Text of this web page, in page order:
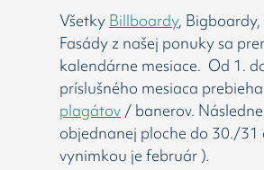
Všetky Billboardy,
Fasády z našej ponuky sa
kalendárne mesiace. Od 1.
príslušného mesiaca
plagátov / banerov.
objednanej ploche do 30./31
vynimkou je február ).